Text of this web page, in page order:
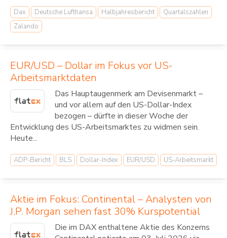
Dax Deutsche Lufthansa Halbjahresbericht
Quartalszahlen
Zalando
EUR/USD – Dollar im Fokus vor US-
Arbeitsmarktdaten
Das Hauptaugenmerk am Devisenmarkt –
und vor allem auf den US-Dollar-Index
bezogen – dürfte in dieser Woche der
Entwicklung des US-Arbeitsmarktes zu widmen sein.
Heute...
ADP-Bericht BLS Dollar-Index EUR/USD US-Arbeitsmarkt
Aktie im Fokus: Continental – Analysten von
J.P. Morgan sehen fast 30% Kurspotential
Die im DAX enthaltene Aktie des Konzerns